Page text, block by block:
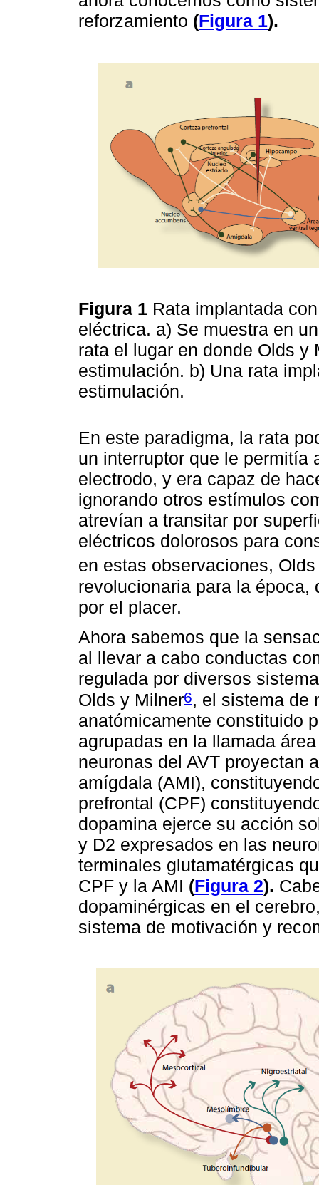
reforzamiento (Figura 1).
Figura 1 Rata implantada
eléctrica. a) Se muestra en
rata el lugar en donde Olds y
estimulación. b) Una rata
estimulación.
En este paradigma, la rata
un interruptor que le permitía
electrodo, y era capaz de
ignorando otros estímulos
atrevían a transitar por
eléctricos dolorosos para
en estas observaciones,
revolucionaria para la
por el placer.
Ahora sabemos que la
al llevar a cabo conductas
regulada por diversos
Olds y Milner6, el sistema de
anatómicamente constituido
agrupadas en la llamada
neuronas del AVT proyectan
amígdala (AMI),
prefrontal (CPF)
dopamina ejerce su acción
y D2 expresados en las
terminales glutamatérgicas
CPF y la AMI (Figura 2).
dopaminérgicas en el
sistema de motivación y